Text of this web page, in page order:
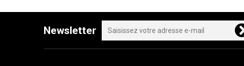
Newsletter